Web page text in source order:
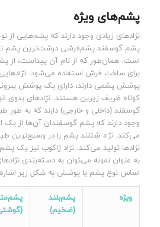
پشم‌های ویژه
نژادهای زیادی وجود دارند که پشم‌هایی
پشم گوسفند پشم‌فرشی درشت‌ترین پشم
است. همان‌طور که از نام آن پیداست، از
برای ساخت فرش استفاده می‌شود.
پوشش پشمی دارند، دارای یک پوشش
کوتاه ظریف زیرین هستند. نژادهای بدوی
گوسفند (داخلی و خارجی) دارند که به طور
وجود دارند که پشم گوسفندان آن‌ها از
می‌کند. نژاد شِتلند پشم را در وسیع‌ترین
نژادها تولید می‌کند. نژاد ژاکوب نیز یک
به عنوان نمونه می‌توان به دسته‌بندی
اساس نوع پشم یا پوشش به شکل زیر
ویژه
پشم‌بلند
(ضخیم)